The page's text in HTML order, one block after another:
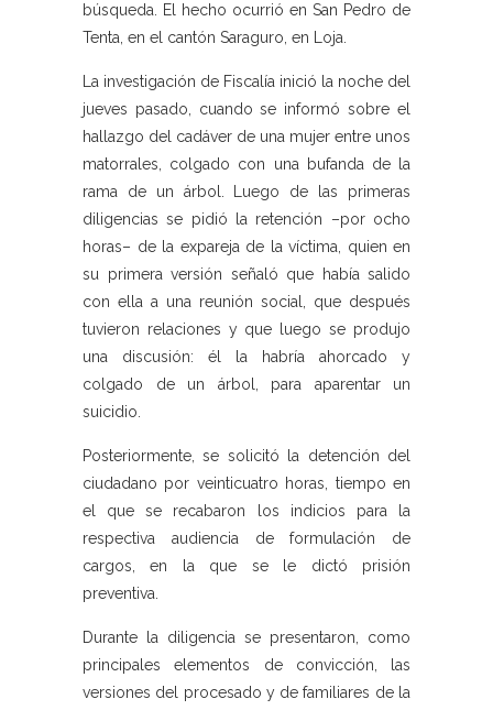
búsqueda. El hecho ocurrió en San Pedro de
Tenta, en el cantón Saraguro, en Loja.
La investigación de Fiscalía inició la noche del
jueves pasado, cuando se informó sobre el
hallazgo del cadáver de una mujer entre unos
matorrales, colgado con una bufanda de la
rama de un árbol. Luego de las primeras
diligencias se pidió la retención –por ocho
horas– de la expareja de la víctima, quien en
su primera versión señaló que había salido
con ella a una reunión social, que después
tuvieron relaciones y que luego se produjo
una discusión: él la habría ahorcado y
colgado de un árbol, para aparentar un
suicidio.
Posteriormente, se solicitó la detención del
ciudadano por veinticuatro horas, tiempo en
el que se recabaron los indicios para la
respectiva audiencia de formulación de
cargos, en la que se le dictó prisión
preventiva.
Durante la diligencia se presentaron, como
principales elementos de convicción, las
versiones del procesado y de familiares de la